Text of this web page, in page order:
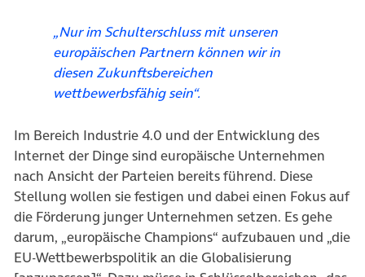
„Nur im Schulterschluss mit unseren
europäischen Partnern können wir in
diesen Zukunftsbereichen
wettbewerbsfähig sein“.
Im Bereich Industrie 4.0 und der Entwicklung des
Internet der Dinge sind europäische Unternehmen
nach Ansicht der Parteien bereits führend. Diese
Stellung wollen sie festigen und dabei einen Fokus auf
die Förderung junger Unternehmen setzen. Es gehe
darum, „europäische Champions“ aufzubauen und „die
EU-Wettbewerbspolitik an die Globalisierung